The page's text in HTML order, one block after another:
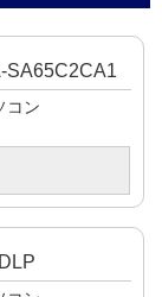
SA65C2CA1
コン